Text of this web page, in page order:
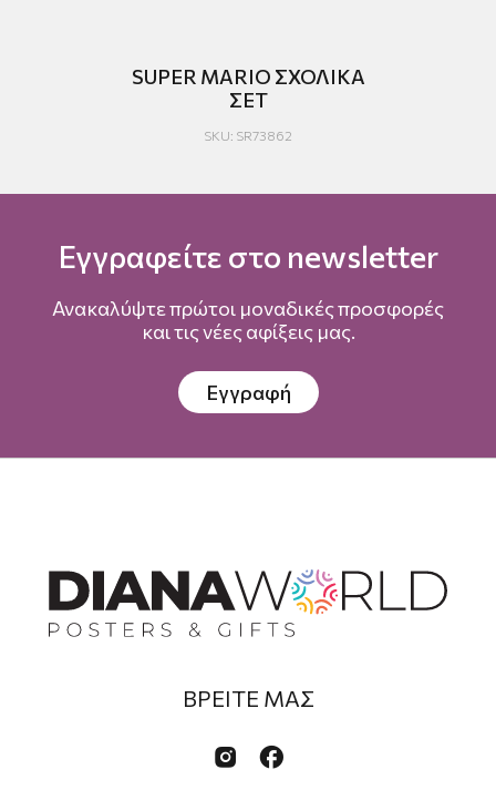
SUPER MARIO ΣΧΟΛΙΚΑ
ΣΕΤ
SKU: SR73862
Εγγραφείτε στο newsletter
Ανακαλύψτε πρώτοι μοναδικές προσφορές
και τις νέες αφίξεις μας.
Εγγραφή
ΒΡΕΙΤΕ ΜΑΣ
 